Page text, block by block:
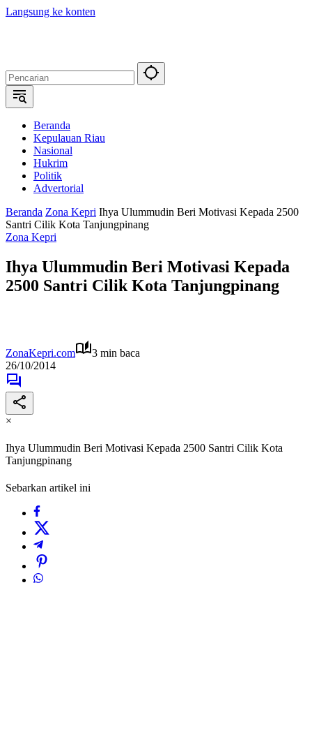
Langsung ke konten
Beranda
Kepulauan Riau
Nasional
Hukrim
Politik
Advertorial
Beranda Zona Kepri Ihya Ulummudin Beri Motivasi Kepada 2500
Santri Cilik Kota Tanjungpinang
Zona Kepri
Ihya Ulummudin Beri Motivasi Kepada
2500 Santri Cilik Kota Tanjungpinang
ZonaKepri.com
3 min baca
26/10/2014
×
Ihya Ulummudin Beri Motivasi Kepada 2500 Santri Cilik Kota
Tanjungpinang
Sebarkan artikel ini